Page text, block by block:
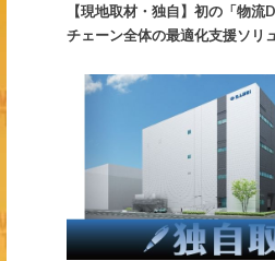
【現地取材・独自】初の「物流
チェーン全体の最適化支援ソリ